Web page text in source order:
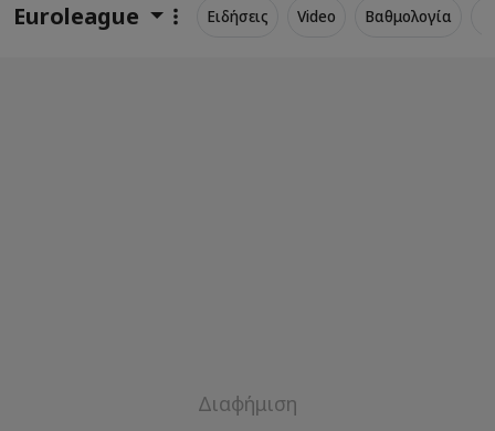
Euroleague Ειδήσεις Video Βαθμολογία